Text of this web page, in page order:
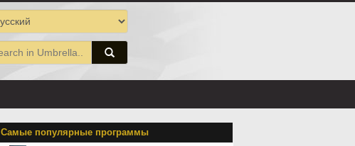
Самые популярные программы